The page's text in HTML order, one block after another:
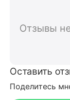
отзывы
Отзывы
Оставить
Поделитесь